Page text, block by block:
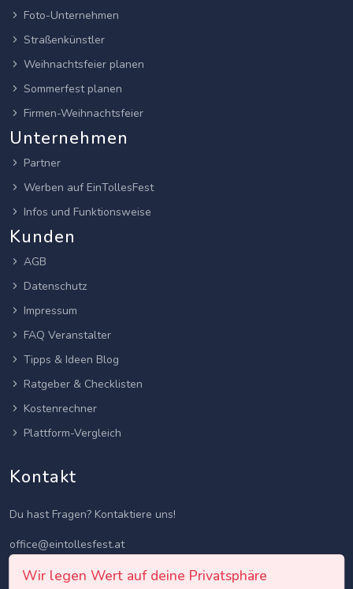
Foto-Unternehmen
Straßenkünstler
Weihnachtsfeier planen
Sommerfest planen
Firmen-Weihnachtsfeier
Unternehmen
Partner
Werben auf EinTollesFest
Infos und Funktionsweise
Kunden
AGB
Datenschutz
Impressum
FAQ Veranstalter
Tipps & Ideen Blog
Ratgeber & Checklisten
Kostenrechner
Plattform-Vergleich
Kontakt
Du hast Fragen? Kontaktiere uns!
office@eintollesfest.at
Wir legen Wert auf deine Privatsphäre